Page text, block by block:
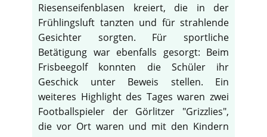
Riesenseifenblasen kreiert, die in der
Frühlingsluft tanzten und für strahlende
Gesichter sorgten. Für sportliche
Betätigung war ebenfalls gesorgt: Beim
Frisbeegolf konnten die Schüler ihr
Geschick unter Beweis stellen. Ein
weiteres Highlight des Tages waren zwei
Footballspieler der Görlitzer "Grizzlies",
die vor Ort waren und mit den Kindern